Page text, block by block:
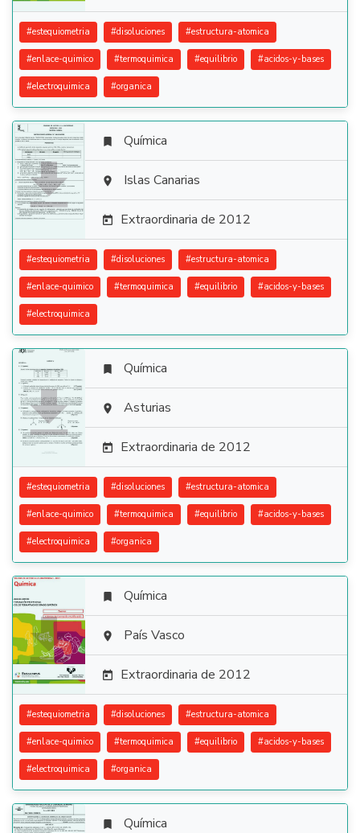
#estequiometria #disoluciones #estructura-atomica
#enlace-quimico #termoquimica #equilibrio #acidos-y-bases
#electroquimica #organica

 Química
 Islas Canarias
 Extraordinaria de 2012
#estequiometria #disoluciones #estructura-atomica
#enlace-quimico #termoquimica #equilibrio #acidos-y-bases
#electroquimica

 Química
 Asturias
 Extraordinaria de 2012
#estequiometria #disoluciones #estructura-atomica
#enlace-quimico #termoquimica #equilibrio #acidos-y-bases
#electroquimica #organica

 Química
 País Vasco
 Extraordinaria de 2012
#estequiometria #disoluciones #estructura-atomica
#enlace-quimico #termoquimica #equilibrio #acidos-y-bases
#electroquimica #organica
 Química